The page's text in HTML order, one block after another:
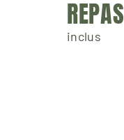
REPAS
inclus